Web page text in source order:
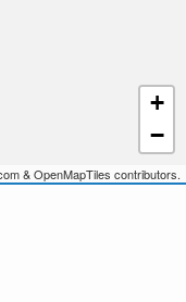
+
−
&OpenMapTiles contributors.